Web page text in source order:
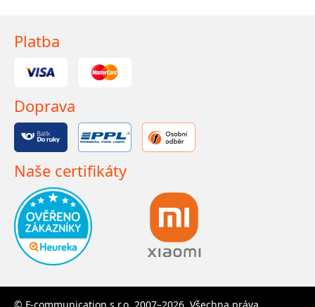
Platba
Doprava
Naše certifikáty
© F-communication s.r.o. 2007–2026. Všechna práva